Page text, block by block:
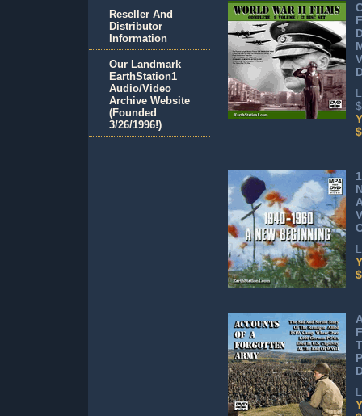
Reseller And
Distributor
Information
Our Landmark
EarthStation1
Audio/Video
Archive Website
(Founded
3/26/1996!)